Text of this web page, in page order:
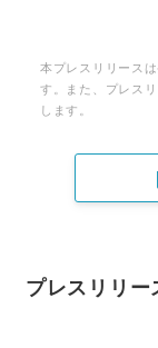
本プレスリリース
す。また、プレス
します。
プレスリリー